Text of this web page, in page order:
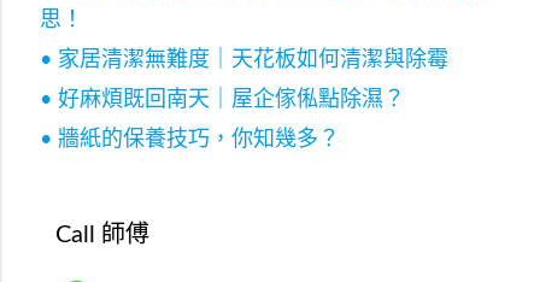
思！
• 家居清潔無難度｜天花板如何清潔與除霉
• 好麻煩既回南天｜屋企傢俬點除濕？
• 牆紙的保養技巧，你知幾多？
Call 師傅